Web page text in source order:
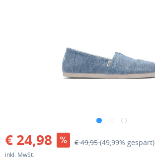
€ 24,98 € 49,95(49,99% gespart)
inkl. MwSt.